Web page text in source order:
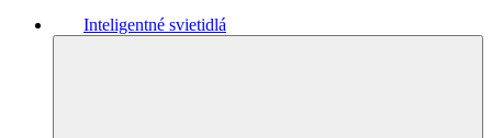
Inteligentné svietidlá